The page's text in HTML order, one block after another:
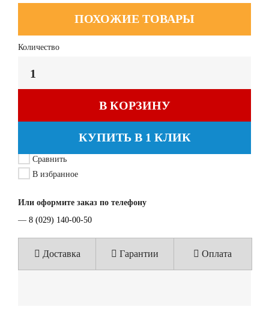
ПОХОЖИЕ ТОВАРЫ
Количество
В КОРЗИНУ
КУПИТЬ В 1 КЛИК
Сравнить
В избранное
Или оформите заказ по телефону
— 8 (029) 140-00-50
Доставка Гарантии Оплата